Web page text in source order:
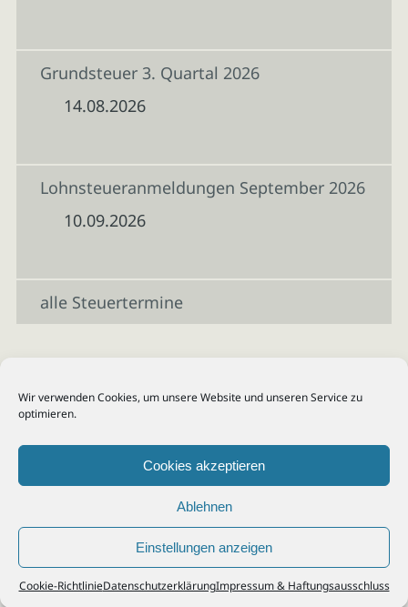
Wir verwenden Cookies, um unsere Website und unseren Service zu
optimieren.
Cookies akzeptieren
Ablehnen
Einstellungen anzeigen
Cookie-RichtlinieDatenschutzerklärungImpressum & Haftungsausschluss
Grundsteuer 3. Quartal 2026
14.08.2026
Lohnsteueranmeldungen September 2026
10.09.2026
alle Steuertermine
© 2026Steuerberater Kempf, Köln - Steuerberatung Poll, Porz, Deutz, Mülheim,